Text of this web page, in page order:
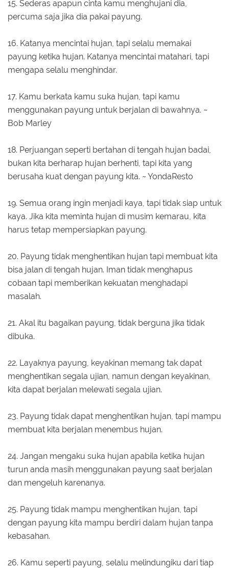
15. Sederas apapun cinta kamu menghujani dia,
percuma saja jika dia pakai payung.
16. Katanya mencintai hujan, tapi selalu memakai
payung ketika hujan. Katanya mencintai matahari, tapi
mengapa selalu menghindar.
17. Kamu berkata kamu suka hujan, tapi kamu
menggunakan payung untuk berjalan di bawahnya. ~
Bob Marley
18. Perjuangan seperti bertahan di tengah hujan badai,
bukan kita berharap hujan berhenti, tapi kita yang
berusaha kuat dengan payung kita. ~ YondaResto
19. Semua orang ingin menjadi kaya, tapi tidak siap untuk
kaya. Jika kita meminta hujan di musim kemarau, kita
harus tetap mempersiapkan payung.
20. Payung tidak menghentikan hujan tapi membuat kita
bisa jalan di tengah hujan. Iman tidak menghapus
cobaan tapi memberikan kekuatan menghadapi
masalah.
21. Akal itu bagaikan payung, tidak berguna jika tidak
dibuka.
22. Layaknya payung, keyakinan memang tak dapat
menghentikan segala ujian, namun dengan keyakinan,
kita dapat berjalan melewati segala ujian.
23. Payung tidak dapat menghentikan hujan, tapi mampu
membuat kita berjalan menembus hujan.
24. Jangan mengaku suka hujan apabila ketika hujan
turun anda masih menggunakan payung saat berjalan
dan mengeluh karenanya.
25. Payung tidak mampu menghentikan hujan, tapi
dengan payung kita mampu berdiri dalam hujan tanpa
kebasahan.
26. Kamu seperti payung, selalu melindungiku dari tiap